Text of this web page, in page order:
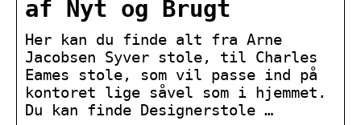
af Nyt og Brugt
Her kan du finde alt fra Arne
Jacobsen Syver stole, til Charles
Eames stole, som vil passe ind på
kontoret lige såvel som i hjemmet.
Du kan finde Designerstole …